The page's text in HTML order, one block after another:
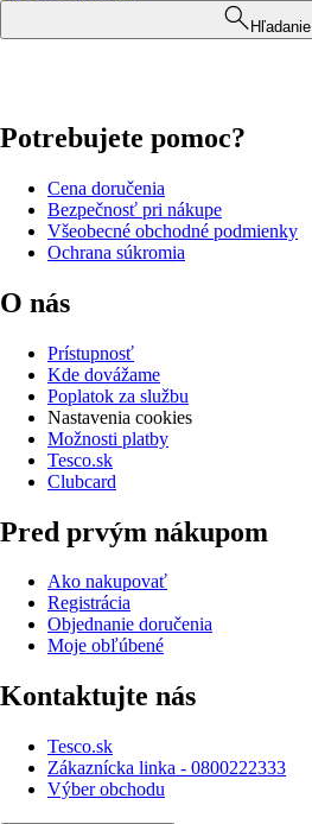
Hľadanie
Potrebujete pomoc?
Cena doručenia
Bezpečnosť pri nákupe
Všeobecné obchodné podmienky
Ochrana súkromia
O nás
Prístupnosť
Kde dovážame
Poplatok za službu
Nastavenia cookies
Možnosti platby
Tesco.sk
Clubcard
Pred prvým nákupom
Ako nakupovať
Registrácia
Objednanie doručenia
Moje obľúbené
Kontaktujte nás
Tesco.sk
Zákaznícka linka - 0800222333
Výber obchodu